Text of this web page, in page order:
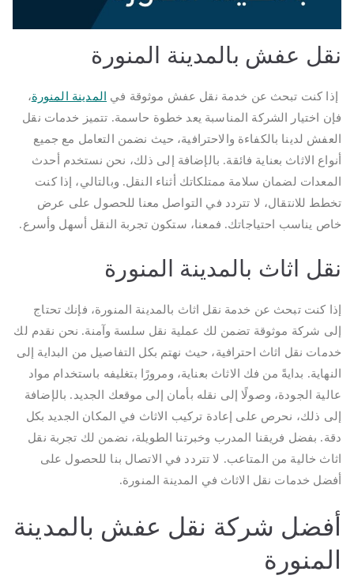
نقل عفش بالمدينة المنورة
إذا كنت تبحث عن خدمة نقل عفش موثوقة في المدينة المنورة،
فإن اختيار الشركة المناسبة يعد خطوة حاسمة. تتميز خدمات نقل
العفش لدينا بالكفاءة والاحترافية، حيث نضمن التعامل مع جميع
أنواع الاثاث بعناية فائقة. بالإضافة إلى ذلك، نحن نستخدم أحدث
المعدات لضمان سلامة ممتلكاتك أثناء النقل. وبالتالي، إذا كنت
تخطط للانتقال، لا تتردد في التواصل معنا للحصول على عرض
خاص يناسب احتياجاتك. فمعنا، ستكون تجربة النقل أسهل وأسرع.
نقل اثاث بالمدينة المنورة
إذا كنت تبحث عن خدمة نقل اثاث بالمدينة المنورة، فإنك تحتاج
إلى شركة موثوقة تضمن لك عملية نقل سلسة وآمنة. نحن نقدم لك
خدمات نقل اثاث احترافية، حيث نهتم بكل التفاصيل من البداية إلى
النهاية. بدايةً من فك الاثاث بعناية، ومرورًا بتغليفه باستخدام مواد
عالية الجودة، وصولًا إلى نقله بأمان إلى موقعك الجديد. بالإضافة
إلى ذلك، نحرص على إعادة تركيب الاثاث في المكان الجديد بكل
دقة. بفضل فريقنا المدرب وخبرتنا الطويلة، نضمن لك تجربة نقل
اثاث خالية من المتاعب. لا تتردد في الاتصال بنا للحصول على
أفضل خدمات نقل الاثاث في المدينة المنورة.
أفضل شركة نقل عفش بالمدينة
المنورة